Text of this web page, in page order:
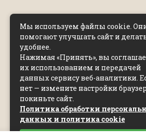
Мы используем файлы cookie.
помогают улучшать сайт и
удобнее.
Нажимая «Принять», вы
их использованием и передачей
данных сервису веб-аналитики.
нет — измените настройки
покиньте сайт.
Политика обработки
данных и политика cookie